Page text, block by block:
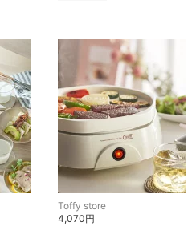
Toffy store
4,070円